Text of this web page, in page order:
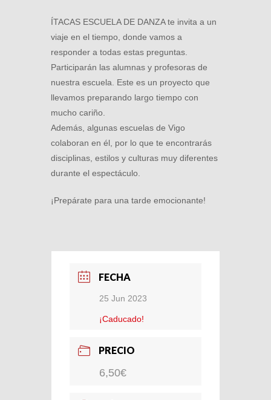
ÍTACAS ESCUELA DE DANZA te invita a un
viaje en el tiempo, donde vamos a
responder a todas estas preguntas.
Participarán las alumnas y profesoras de
nuestra escuela. Este es un proyecto que
llevamos preparando largo tiempo con
mucho cariño.
Además, algunas escuelas de Vigo
colaboran en él, por lo que te encontrarás
disciplinas, estilos y culturas muy diferentes
durante el espectáculo.
¡Prepárate para una tarde emocionante!
FECHA
25 Jun 2023
¡Caducado!
PRECIO
6,50€